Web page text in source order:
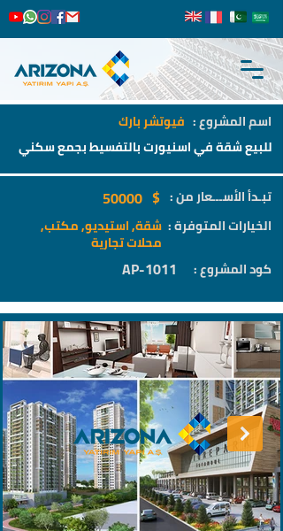
اسم المشروع :
للبيع شقة في اسنيورت بالتفسيط بجمع سكني
فيوتشر بارك
تبـدأ الأســـعار من : 50000
الخيارات المتوفرة : شقة, استيديو, مكتب,
محلات تجارية
كود المشروع :
AP-1011
$